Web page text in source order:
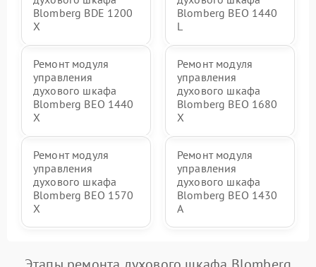
Blomberg BDE 1200
X
Blomberg BEO 1440
L
Ремонт модуля
управления
духового шкафа
Blomberg BEO 1440
X
Ремонт модуля
управления
духового шкафа
Blomberg BEO 1680
X
Ремонт модуля
управления
духового шкафа
Blomberg BEO 1570
X
Ремонт модуля
управления
духового шкафа
Blomberg BEO 1430
A